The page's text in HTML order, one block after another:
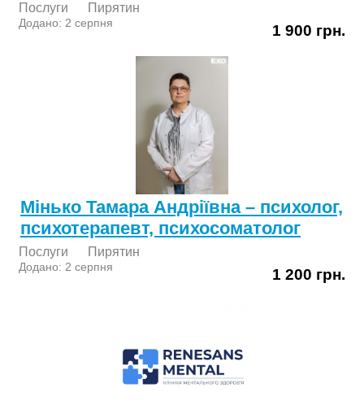
Послуги Пирятин
Додано: 2 серпня 1 900 грн.
Мінько Тамара Андріївна – психолог,
психотерапевт, психосоматолог
Послуги Пирятин
Додано: 2 серпня 1 200 грн.